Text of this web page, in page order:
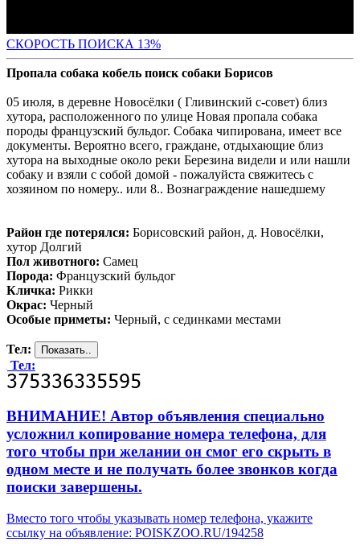
СКОРОСТЬ ПОИСКА 13%
Пропала собака кобель поиск собаки Борисов
05 июля, в деревне Новосёлки ( Гливинский с-совет) близ
хутора, расположенного по улице Новая пропала собака
породы французский бульдог. Собака чипирована, имеет все
документы. Вероятно всего, граждане, отдыхающие близ
хутора на выходные около реки Березина видели и или нашли
собаку и взяли с собой домой - пожалуйста свяжитесь с
хозяином по номеру.. или 8.. Вознаграждение нашедшему
Район где потерялся: Борисовский район, д. Новосёлки,
хутор Долгий
Пол животного: Самец
Порода: Французский бульдог
Кличка: Рикки
Окрас: Черный
Особые приметы: Черный, с сединками местами
Тел:
Тел:
ВНИМАНИЕ! Автор объявления специально
усложнил копирование номера телефона, для
того чтобы при желании он смог его скрыть в
одном месте и не получать более звонков когда
поиски завершены.
Вместо того чтобы указывать номер телефона, укажите
ссылку на объявление: POISKZOO.RU/194258